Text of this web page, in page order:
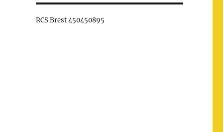
RCS Brest 450450895